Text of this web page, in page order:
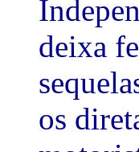
deixa
os